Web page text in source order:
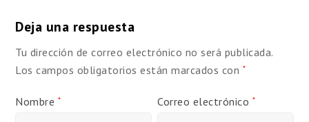
Deja una respuesta
Tu dirección de correo electrónico no será publicada.
Los campos obligatorios están marcados con *
Nombre * Correo electrónico *